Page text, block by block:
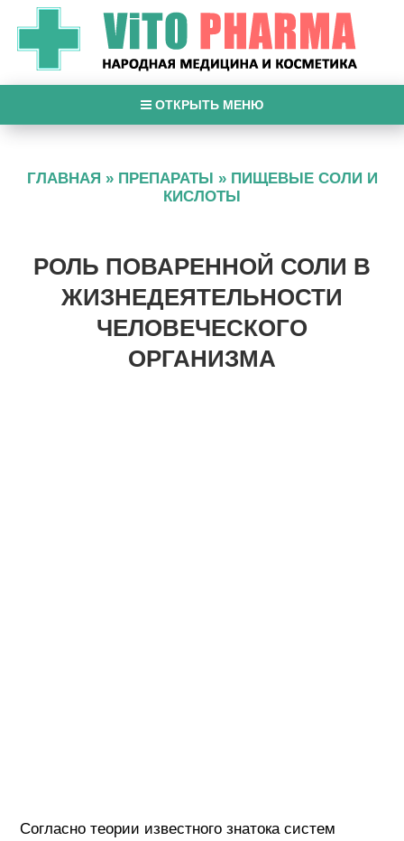
ОТКРЫТЬ МЕНЮ
ГЛАВНАЯ » ПРЕПАРАТЫ » ПИЩЕВЫЕ СОЛИ И
КИСЛОТЫ
РОЛЬ ПОВАРЕННОЙ СОЛИ В
ЖИЗНЕДЕЯТЕЛЬНОСТИ
ЧЕЛОВЕЧЕСКОГО
ОРГАНИЗМА
Согласно теории известного знатока систем